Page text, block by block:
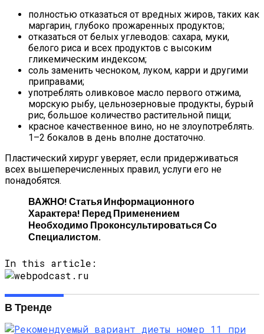
полностью отказаться от вредных жиров, таких как
маргарин, глубоко прожаренных продуктов;
отказаться от белых углеводов: сахара, муки,
белого риса и всех продуктов с высоким
гликемическим индексом;
соль заменить чесноком, луком, карри и другими
приправами;
употреблять оливковое масло первого отжима,
морскую рыбу, цельнозерновые продукты, бурый
рис, большое количество растительной пищи;
красное качественное вино, но не злоупотреблять.
1–2 бокалов в день вполне достаточно.
Пластический хирург уверяет, если придерживаться
всех вышеперечисленных правил, услуги его не
понадобятся.
ВАЖНО! Статья Информационного
Характера! Перед Применением
Необходимо Проконсультироваться Со
Специалистом.
In this article:
В Тренде